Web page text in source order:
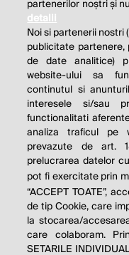
THE
BUSINESS
partenerilor noștri și
detalii
Noi si partenerii
publicitate
de date analitice)
website-ului sa
continutul si
interesele si/sau
functionalitati
analiza traficul pe
prevazute de art.
prelucrarea datelor
pot fi exercitate prin
“ACCEPT TOATE”,
de tip Cookie, care
la stocarea/
care colaboram.
SETARILE